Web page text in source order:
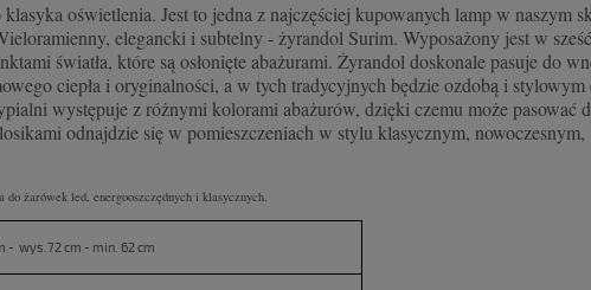
oświetlenia. Jest to jedna z najczęściej kupowanych lamp w naszym
elegancki i subtelny - żyrandol Surim. Wyposażony jest w
światła, które są osłonięte abażurami. Żyrandol doskonale pasuje do
ciepła i oryginalności, a w tych tradycyjnych będzie ozdobą i stylowym
występuje z różnymi kolorami abażurów, dzięki czemu może pasować
odnajdzie się w pomieszczeniach w stylu klasycznym,
żarówek led, energooszczędnych i klasycznych.
- wys.72 cm - min. 62 cm